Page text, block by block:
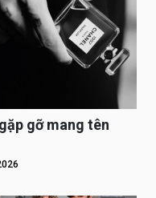
gỡ mang tên